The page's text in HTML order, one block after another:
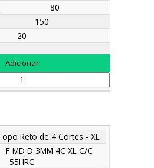
80
150
20
(d1)
Área
de
Corte
(l2)
Comp.
Total
(l1)
Haste
(d2)
Orçamento
Reto de 4 Cortes - XL
F MD D 3MM 4C XL C/C
55HRC